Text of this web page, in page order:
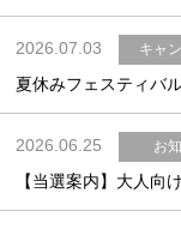
2026.07.03 キャ
夏休みフェスティバ
2026.06.25 お
【当選案内】大人